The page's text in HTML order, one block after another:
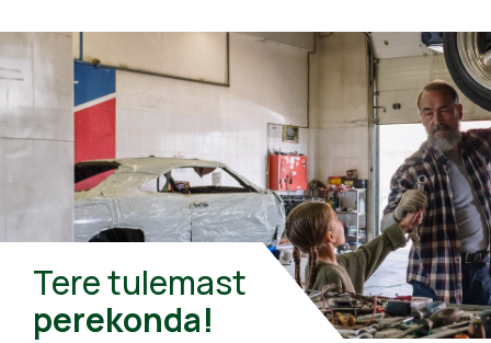
Tere tulemast
perekonda!